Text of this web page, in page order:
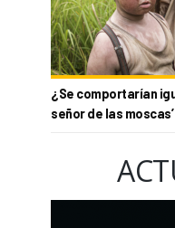
¿Se comportarían
señor de las